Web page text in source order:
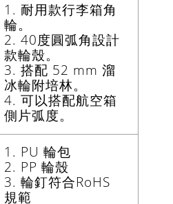
1. 耐用款行李箱角
輪。
2. 40度圓弧角設計
款輪殼。
3. 搭配 52 mm 溜
冰輪附培林。
4. 可以搭配航空箱
側片弧度。
1. PU 輪包
2. PP 輪殼
3. 輪釘符合RoHS
規範